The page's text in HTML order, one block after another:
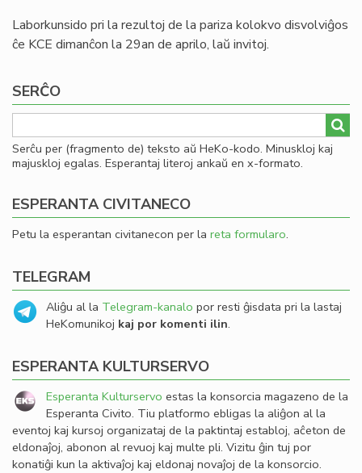
Laborkunsido pri la rezultoj de la pariza kolokvo disvolviĝos
ĉe KCE dimanĉon la 29an de aprilo, laŭ invitoj.
SERĈO
Serĉu per (fragmento de) teksto aŭ HeKo-kodo. Minuskloj kaj
majuskloj egalas. Esperantaj literoj ankaŭ en x-formato.
ESPERANTA CIVITANECO
Petu la esperantan civitanecon per la reta formularo.
TELEGRAM
Aliĝu al la Telegram-kanalo por resti ĝisdata pri la lastaj
HeKomunikoj kaj por komenti ilin.
ESPERANTA KULTURSERVO
Esperanta Kulturservo estas la konsorcia magazeno de la
Esperanta Civito. Tiu platformo ebligas la aliĝon al la
eventoj kaj kursoj organizataj de la paktintaj establoj, aĉeton de
eldonaĵoj, abonon al revuoj kaj multe pli. Vizitu ĝin tuj por
konatiĝi kun la aktivaĵoj kaj eldonaj novaĵoj de la konsorcio.